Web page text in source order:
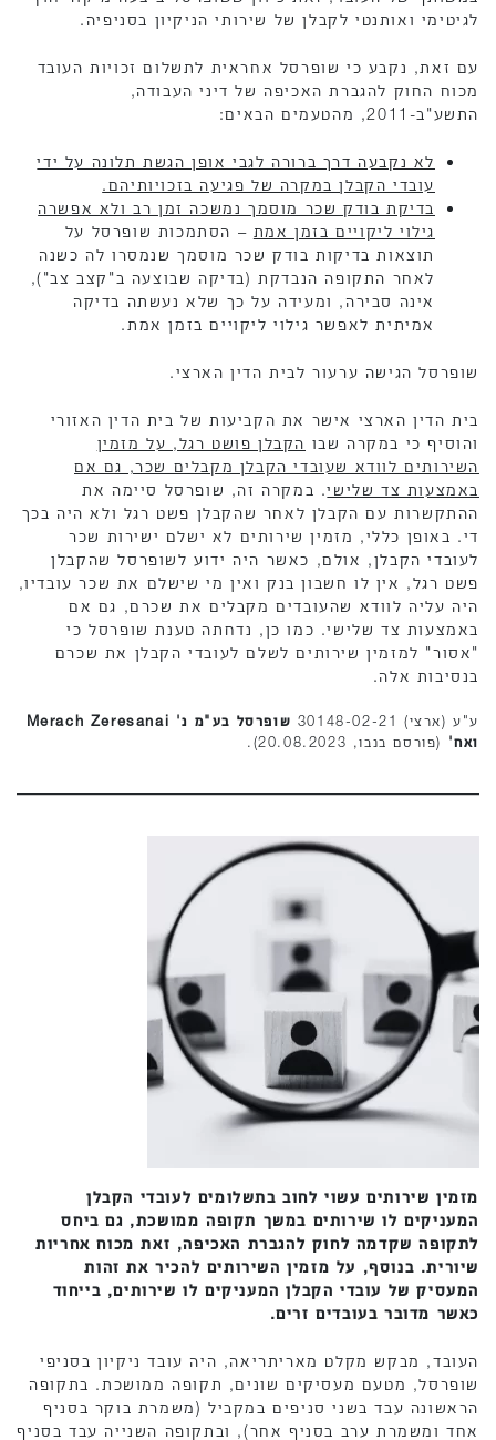
לגיטימי ואותנטי לקבלן של שירותי הניקיון בסניפיה.
עם זאת, נקבע כי שופרסל אחראית לתשלום זכויות העובד
מכוח החוק להגברת האכיפה של דיני העבודה,
התשע"ב-2011, מהטעמים הבאים:
לא נקבעה דרך ברורה לגבי אופן הגשת תלונה על ידי
עובדי הקבלן במקרה של פגיעה בזכויותיהם.
בדיקת בודק שכר מוסמך נמשכה זמן רב ולא אפשרה
גילוי ליקויים בזמן אמת – הסתמכות שופרסל על
תוצאות בדיקות בודק שכר מוסמך שנמסרו לה כשנה
לאחר התקופה הנבדקת (בדיקה שבוצעה ב"קצב צב"),
אינה סבירה, ומעידה על כך שלא נעשתה בדיקה
אמיתית לאפשר גילוי ליקויים בזמן אמת.
שופרסל הגישה ערעור לבית הדין הארצי.
בית הדין הארצי אישר את הקביעות של בית הדין האזורי
והוסיף כי במקרה שבו הקבלן פושט רגל, על מזמין
השירותים לוודא שעובדי הקבלן מקבלים שכר, גם אם
באמצעות צד שלישי. במקרה זה, שופרסל סיימה את
ההתקשרות עם הקבלן לאחר שהקבלן פשט רגל ולא היה בכך
די. באופן כללי, מזמין שירותים לא ישלם ישירות שכר
לעובדי הקבלן, אולם, כאשר היה ידוע לשופרסל שהקבלן
פשט רגל, אין לו חשבון בנק ואין מי שישלם את שכר עובדיו,
היה עליה לוודא שהעובדים מקבלים את שכרם, גם אם
באמצעות צד שלישי. כמו כן, נדחתה טענת שופרסל כי
"אסור" למזמין שירותים לשלם לעובדי הקבלן את שכרם
בנסיבות אלה.
ע"ע (ארצי) 30148-02-21
שופרסל בע"מ נ' Merach Zeresanai
ואח' (פורסם בנבו, 20.08.2023).
מזמין שירותים עשוי לחוב בתשלומים לעובדי הקבלן
המעניקים לו שירותים במשך תקופה ממושכת, גם ביחס
לתקופה שקדמה לחוק להגברת האכיפה, זאת מכוח אחריות
שיורית. בנוסף, על מזמין השירותים להכיר את זהות
המעסיק של עובדי הקבלן המעניקים לו שירותים, בייחוד
כאשר מדובר בעובדים זרים.
העובד, מבקש מקלט מאריתריאה, היה עובד ניקיון בסניפי
שופרסל, מטעם מעסיקים שונים, תקופה ממושכת. בתקופה
הראשונה עבד בשני סניפים במקביל (משמרת בוקר בסניף
אחד ומשמרת ערב בסניף אחר), ובתקופה השנייה עבד בסניף